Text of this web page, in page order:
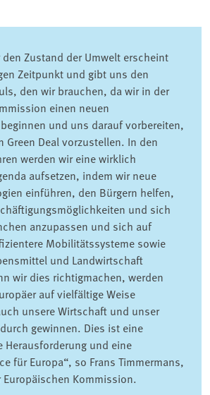
den Zustand der Umwelt erscheint
Zeitpunkt und gibt uns den
den wir brauchen, da wir in der
einen neuen
und uns darauf vorbereiten,
Green Deal vorzustellen. In den
werden wir eine wirklich
aufsetzen, indem wir neue
einführen, den Bürgern helfen,
und sich
anzupassen und sich auf
Mobilitätssysteme sowie
und Landwirtschaft
wir dies richtigmachen, werden
auf vielfältige Weise
unsere Wirtschaft und unser
gewinnen. Dies ist eine
Herausforderung und eine
für Europa“, so Frans Timmermans,
Kommission.